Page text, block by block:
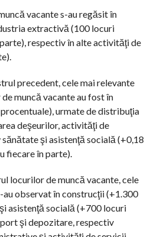
vacante s-au regăsit în
extractivă (100 locuri
respectiv în alte activităţi de
precedent, cele mai relevante
muncă vacante au fost în
urmate de distribuţia
deşeurilor, activităţi de
şi asistenţă socială (+0,18
fiecare în parte).
locurilor de muncă vacante, cele
observat în construcţii (+1.300
asistenţă socială (+700 locuri
şi depozitare, respectiv